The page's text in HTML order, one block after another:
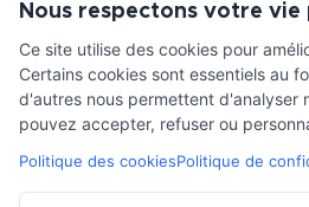
Lexique
Comment choisir ma pompe
INFORMATIONS LÉGALES
Nous respectons votre vie
Ce site utilise des cookies pour
Certains cookies sont essentiels au
d'autres nous permettent d'analyser
pouvez accepter, refuser ou
Politique des cookiesPolitique de